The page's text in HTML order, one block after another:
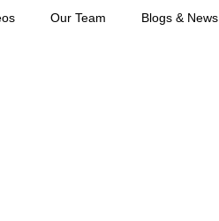
Our Team Blogs & News